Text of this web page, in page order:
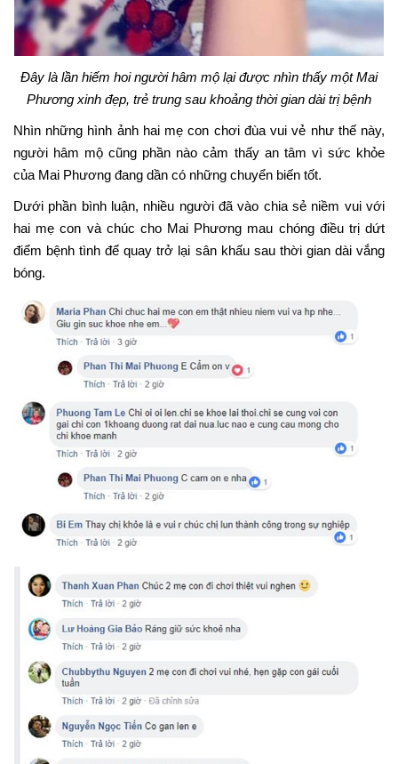
Đây là lần hiếm hoi người hâm mộ lại được nhìn thấy một Mai
Phương xinh đẹp, trẻ trung sau khoảng thời gian dài trị bệnh
Nhìn những hình ảnh hai mẹ con chơi đùa vui vẻ như thế này,
người hâm mộ cũng phần nào cảm thấy an tâm vì sức khỏe
của Mai Phương đang dần có những chuyển biến tốt.
Dưới phần bình luận, nhiều người đã vào chia sẻ niềm vui với
hai mẹ con và chúc cho Mai Phương mau chóng điều trị dứt
điểm bệnh tình để quay trở lại sân khấu sau thời gian dài vắng
bóng.